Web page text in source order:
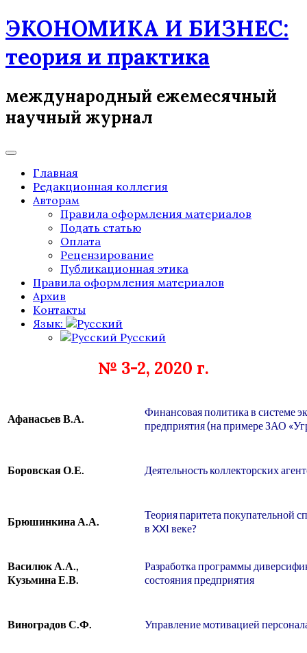
Skip
to
ЭКОНОМИКА И БИЗНЕС:
теория и практика
международный ежемесячный
научный журнал
Главная
Редакционная коллегия
Авторам
Правила оформления материалов
Подать статью
Оплата
Рецензирование
Публикационная этика
Правила оформления материалов
Архив
Контакты
Язык:
Русский
№ 3-2, 2020 г.
Афанасьев В.А.
Финансовая политика в системе
предприятия (на примере ЗАО
Боровская О.Е. Деятельность коллекторских
Брюшинкина А.А.
Теория паритета покупательной
в XXI веке?
Василюк А.А.,
Кузьмина Е.В.
Разработка программы
состояния предприятия
Виноградов С.Ф. Управление мотивацией